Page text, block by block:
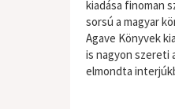
kiadása finoman
sorsú a magyar
Agave Könyvek
is nagyon szereti
elmondta